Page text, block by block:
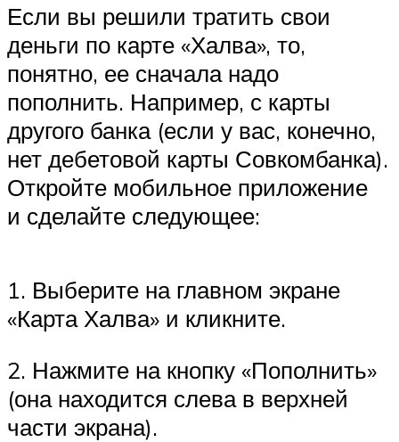
Если вы решили тратить свои
деньги по карте «Халва», то,
понятно, ее сначала надо
пополнить. Например, с карты
другого банка (если у вас, конечно,
нет дебетовой карты Совкомбанка).
Откройте мобильное приложение
и сделайте следующее:
1. Выберите на главном экране
«Карта Халва» и кликните.
2. Нажмите на кнопку «Пополнить»
(она находится слева в верхней
части экрана).